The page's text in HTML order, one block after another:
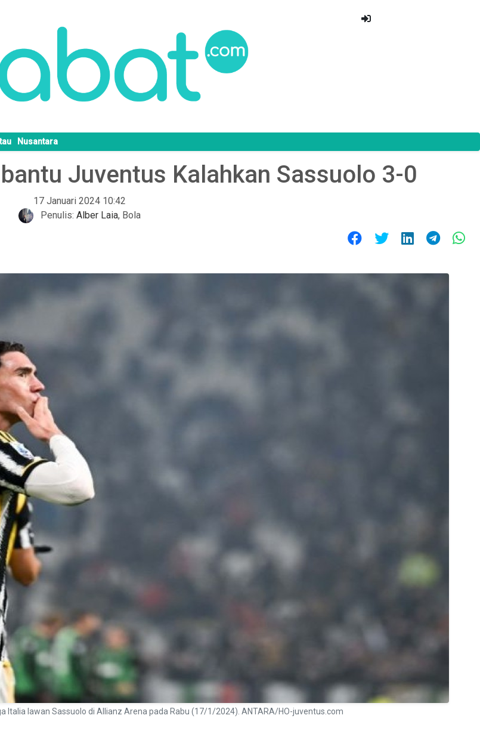
Nusantara
Juventus Kalahkan Sassuolo 3-0
17 Januari 2024 10:42
Penulis: Alber Laia, Bola
lawan Sassuolo di Allianz Arena pada Rabu (17/1/2024). ANTARA/HO-juventus.com